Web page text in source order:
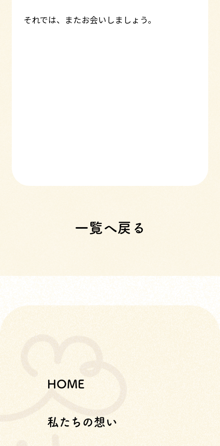
それでは、またお会いしましょう。
一覧へ戻る
HOME
私たちの想い